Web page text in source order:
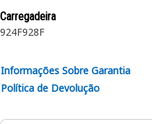
Carregadeira
924F928F
Informações Sobre Garantia
Política de Devolução